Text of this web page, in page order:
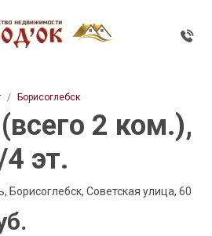
Борисоглебск
2 ком.),
эт.
Борисоглебск, Советская улица, 60